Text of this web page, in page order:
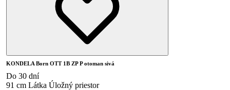
KONDELA Born OTT 1B ZP P otoman sivá
Do 30 dní
91 cm Látka Úložný priestor